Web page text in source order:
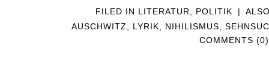
FILED IN LITERATUR POLITIK |
AUSCHWITZ
LYRIK NIHILISMUS
COMMENTS (0)